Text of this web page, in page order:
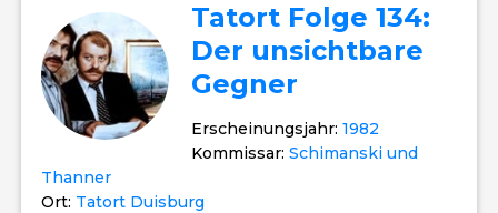
Tatort Folge 134:
Der unsichtbare
Gegner
Erscheinungsjahr:1982
Kommissar:Schimanski und
Thanner
Ort: Tatort Duisburg